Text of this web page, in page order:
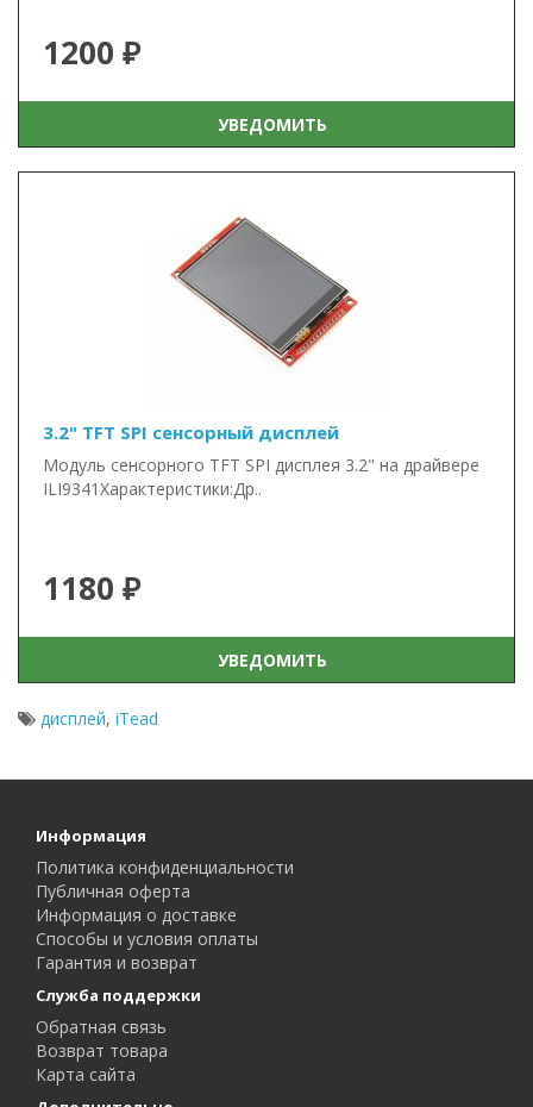
1200 ₽
УВЕДОМИТЬ
3.2" TFT SPI сенсорный дисплей
Модуль сенсорного TFT SPI дисплея 3.2" на драйвере
ILI9341Характеристики:Др..
1180 ₽
УВЕДОМИТЬ
дисплей, iTead
Информация
Политика конфиденциальности
Публичная оферта
Информация о доставке
Способы и условия оплаты
Гарантия и возврат
Служба поддержки
Обратная связь
Возврат товара
Карта сайта